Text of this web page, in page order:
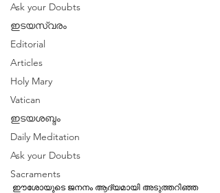
Ask your Doubts
ഇടയസ്വരം
Editorial
Articles
Holy Mary
Vatican
ഇടയശബ്ദം
Daily Meditation
Ask your Doubts
Sacraments
ഈശോയുടെ ജനനം ആദ്യമായി അടുത്തറിഞ്ഞ